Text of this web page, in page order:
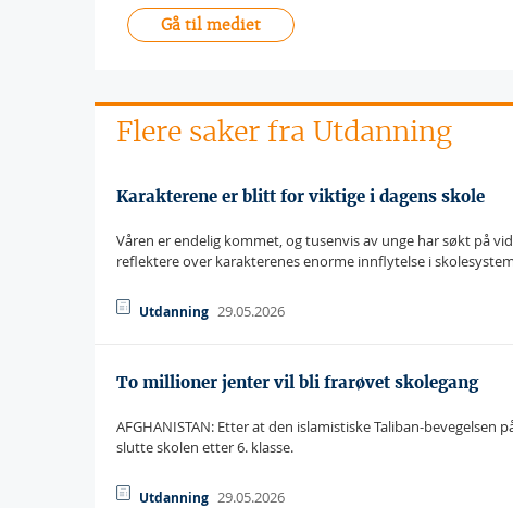
Gå til mediet
Flere saker fra Utdanning
Karakterene er blitt for viktige i dagens skole
Våren er endelig kommet, og tusenvis av unge har søkt på
reflektere over karakterenes enorme innflytelse i
Utdanning 29.05.2026
To millioner jenter vil bli frarøvet skolegang
AFGHANISTAN: Etter at den islamistiske Taliban-
slutte skolen etter 6. klasse.
Utdanning 29.05.2026